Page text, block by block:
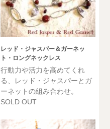
レッド・ジャスパー＆ガーネッ
ト・ロングネックレス
行動力や活力を高めてくれ
る、レッド・ジャスパーとガ
ーネットの組み合わせ。
SOLD OUT